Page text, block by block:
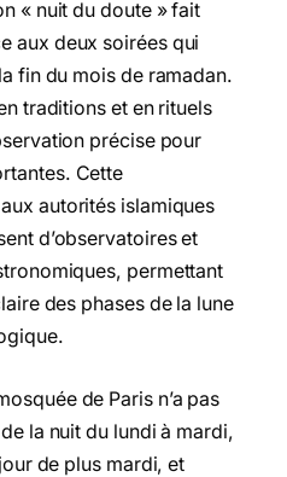
« nuit du doute » fait
aux deux soirées qui
fin du mois de ramadan.
traditions et en rituels
précise pour
Cette
autorités islamiques
d’observatoires et
permettant
des phases de la lune
de Paris n’a pas
la nuit du lundi à mardi,
de plus mardi, et